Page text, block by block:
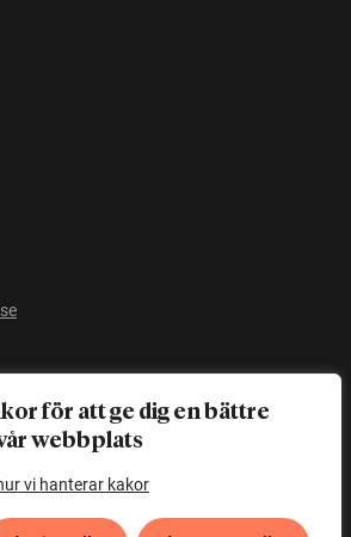
för att ge dig en bättre
webbplats
vi hanterar kakor